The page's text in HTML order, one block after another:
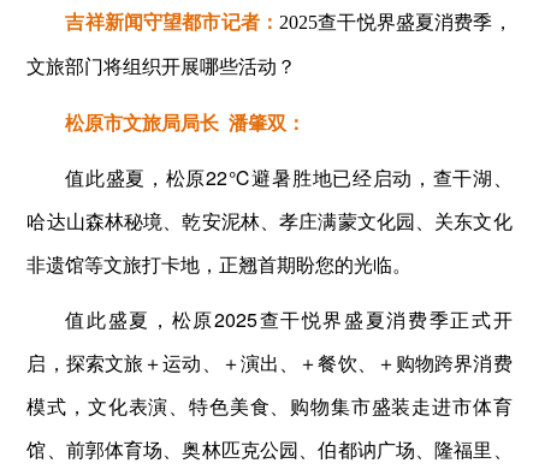
吉祥新闻守望都市记者：2025查干悦界盛夏消费季，
文旅部门将组织开展哪些活动？
松原市文旅局局长 潘肇双：
值此盛夏，松原22℃避暑胜地已经启动，查干湖、
哈达山森林秘境、乾安泥林、孝庄满蒙文化园、关东文化
非遗馆等文旅打卡地，正翘首期盼您的光临。
值此盛夏，松原2025查干悦界盛夏消费季正式开
启，探索文旅＋运动、＋演出、＋餐饮、＋购物跨界消费
模式，文化表演、特色美食、购物集市盛装走进市体育
馆、前郭体育场、奥林匹克公园、伯都讷广场、隆福里、